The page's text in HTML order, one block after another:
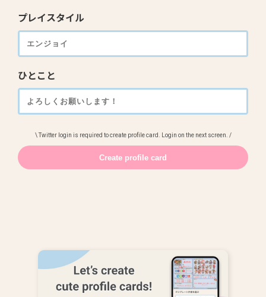
プレイスタイル
ひとこと
\ Twitter login is required to create profile card. Login on the next screen. /